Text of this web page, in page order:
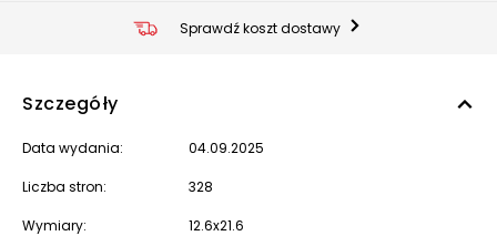
Sprawdź koszt dostawy
Szczegóły
Data wydania: 04.09.2025
Liczba stron: 328
Wymiary: 12.6x21.6